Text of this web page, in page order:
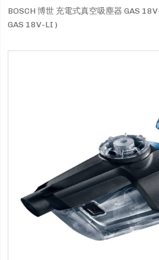
BOSCH 博世 充電式真空吸塵器 GAS
GAS 18V-LI )